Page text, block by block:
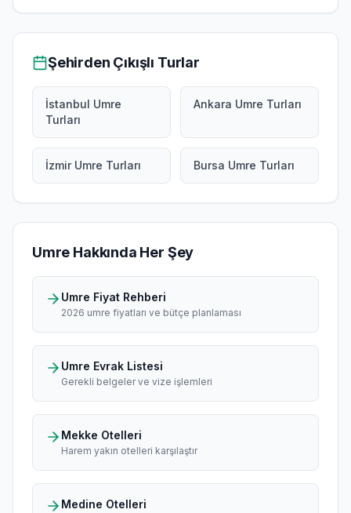
Şehirden Çıkışlı Turlar
İstanbul Umre
Turları
Ankara Umre Turları
İzmir Umre Turları Bursa Umre Turları
Umre Hakkında Her Şey
Umre Fiyat Rehberi
2026 umre fiyatları ve bütçe planlaması
Umre Evrak Listesi
Gerekli belgeler ve vize işlemleri
Mekke Otelleri
Harem yakın otelleri karşılaştır
Medine Otelleri